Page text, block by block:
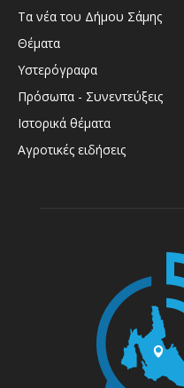
Τα νέα του Δήμου Σάμης
Θέματα
Υστερόγραφα
Πρόσωπα - Συνεντεύξεις
Ιστορικά θέματα
Αγροτικές ειδήσεις